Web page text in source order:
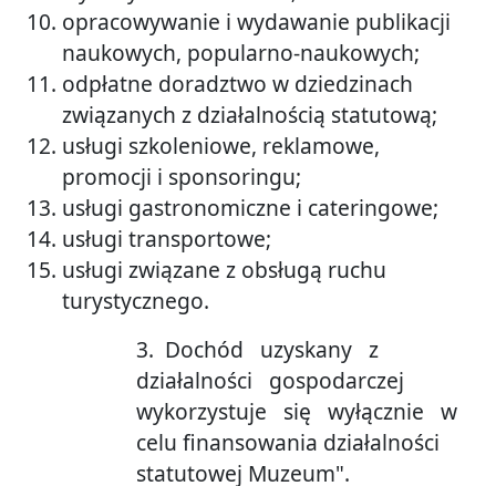
opracowywanie i wydawanie publikacji
naukowych, popularno-naukowych;
odpłatne doradztwo w dziedzinach
związanych z działalnością statutową;
usługi szkoleniowe, reklamowe,
promocji i sponsoringu;
usługi gastronomiczne i cateringowe;
usługi transportowe;
usługi związane z obsługą ruchu
turystycznego.
3. Dochód uzyskany z
działalności gospodarczej
wykorzystuje się wyłącznie w
celu finansowania działalności
statutowej Muzeum".